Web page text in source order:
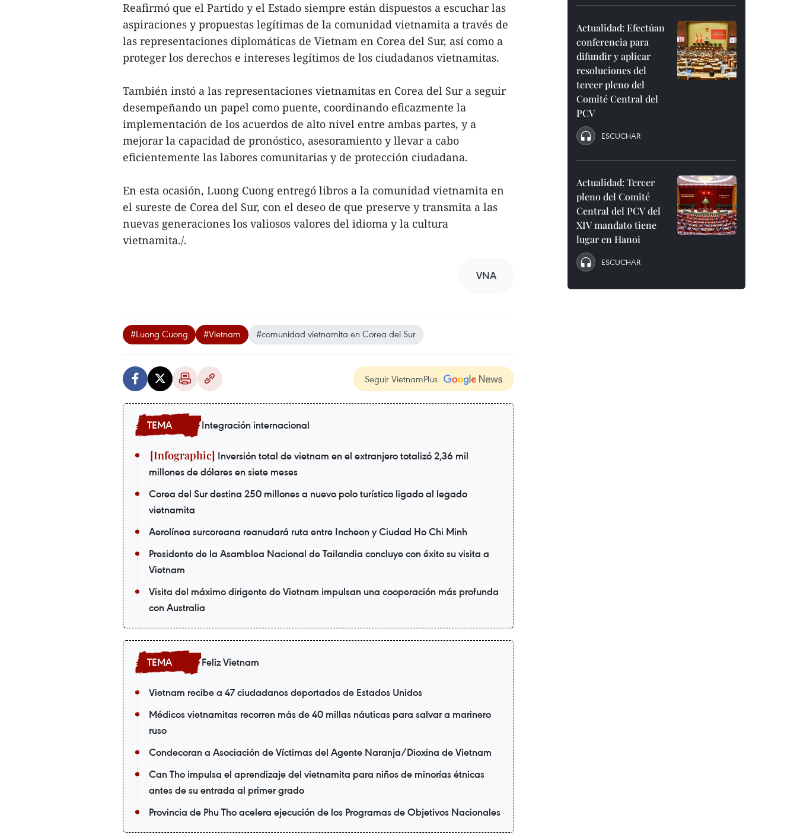
Reafirmó que el Partido y el Estado siempre están dispuestos a escuchar las
aspiraciones y propuestas legítimas de la comunidad vietnamita a través de
las representaciones diplomáticas de Vietnam en Corea del Sur, así como a
proteger los derechos e intereses legítimos de los ciudadanos vietnamitas.
También instó a las representaciones vietnamitas en Corea del Sur a seguir
desempeñando un papel como puente, coordinando eficazmente la
implementación de los acuerdos de alto nivel entre ambas partes, y a
mejorar la capacidad de pronóstico, asesoramiento y llevar a cabo
eficientemente las labores comunitarias y de protección ciudadana.
En esta ocasión, Luong Cuong entregó libros a la comunidad vietnamita en
el sureste de Corea del Sur, con el deseo de que preserve y transmita a las
nuevas generaciones los valiosos valores del idioma y la cultura
vietnamita./.
VNA
#Luong Cuong #Vietnam #comunidad vietnamita en Corea del Sur
Seguir VietnamPlus
Integración internacional
Inversión total de vietnam en el extranjero totalizó 2,36 mil
millones de dólares en siete meses
Corea del Sur destina 250 millones a nuevo polo turístico ligado al legado
vietnamita
Aerolínea surcoreana reanudará ruta entre Incheon y Ciudad Ho Chi Minh
Presidente de la Asamblea Nacional de Tailandia concluye con éxito su visita a
Vietnam
Visita del máximo dirigente de Vietnam impulsan una cooperación más profunda
con Australia
Feliz Vietnam
Vietnam recibe a 47 ciudadanos deportados de Estados Unidos
Médicos vietnamitas recorren más de 40 millas náuticas para salvar a marinero
ruso
Condecoran a Asociación de Víctimas del Agente Naranja/Dioxina de Vietnam
Can Tho impulsa el aprendizaje del vietnamita para niños de minorías étnicas
antes de su entrada al primer grado
Provincia de Phu Tho acelera ejecución de los Programas de Objetivos Nacionales
Actualidad: Efectúan
conferencia para
difundir y aplicar
resoluciones del
tercer pleno del
Comité Central del
PCV
ESCUCHAR
Actualidad: Tercer
pleno del Comité
Central del PCV del
XIV mandato tiene
lugar en Hanoi
ESCUCHAR